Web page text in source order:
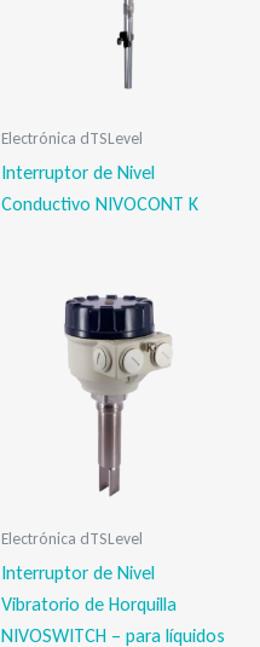
Electrónica dTSLevel
Interruptor de Nivel
Conductivo NIVOCONT K
Electrónica dTSLevel
Interruptor de Nivel
Vibratorio de Horquilla
NIVOSWITCH – para líquidos